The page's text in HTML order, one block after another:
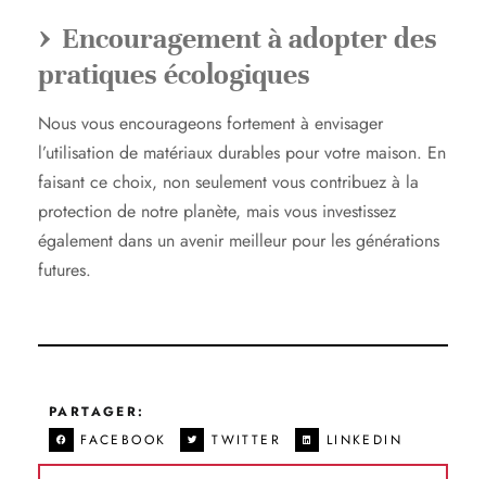
Encouragement à adopter des
pratiques écologiques
Nous vous encourageons fortement à envisager
l’utilisation de matériaux durables pour votre maison. En
faisant ce choix, non seulement vous contribuez à la
protection de notre planète, mais vous investissez
également dans un avenir meilleur pour les générations
futures.
PARTAGER:
FACEBOOK
TWITTER LINKEDIN